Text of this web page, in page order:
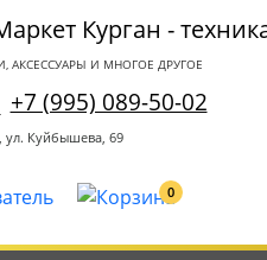
АКСЕССУАРЫ И МНОГОЕ ДРУГОЕ
+7 (995) 089-50-02
ул. Куйбышева, 69
0